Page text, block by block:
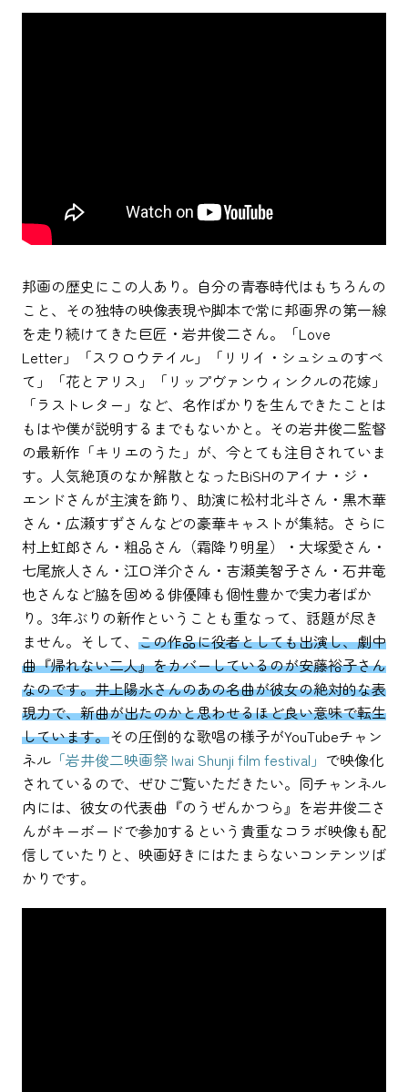
邦画の歴史にこの人あり。自分の青春時代はもちろんの
こと、その独特の映像表現や脚本で常に邦画界の第一線
を走り続けてきた巨匠・岩井俊二さん。「Love
Letter」「スワロウテイル」「リリイ・シュシュのすべ
て」「花とアリス」「リップヴァンウィンクルの花嫁」
「ラストレター」など、名作ばかりを生んできたことは
もはや僕が説明するまでもないかと。その岩井俊二監督
の最新作「キリエのうた」が、今とても注目されていま
す。人気絶頂のなか解散となったBiSHのアイナ・ジ・
エンドさんが主演を飾り、助演に松村北斗さん・黒木華
さん・広瀬すずさんなどの豪華キャストが集結。さらに
村上虹郎さん・粗品さん（霜降り明星）・大塚愛さん・
七尾旅人さん・江口洋介さん・吉瀬美智子さん・石井竜
也さんなど脇を固める俳優陣も個性豊かで実力者ばか
り。3年ぶりの新作ということも重なって、話題が尽き
ません。そして、 この作品に役者としても出演し、劇中
曲『帰れない二人』をカバーしているのが安藤裕子さん
なのです。井上陽水さんのあの名曲が彼女の絶対的な表
現力で、新曲が出たのかと思わせるほど良い意味で転生
しています。その圧倒的な歌唱の様子がYouTubeチャン
ネル 「岩井俊二映画祭 Iwai Shunji film festival」 で映像化
されているので、ぜひご覧いただきたい。同チャンネル
内には、彼女の代表曲『のうぜんかつら』を岩井俊二さ
んがキーボードで参加するという貴重なコラボ映像も配
信していたりと、映画好きにはたまらないコンテンツば
かりです。